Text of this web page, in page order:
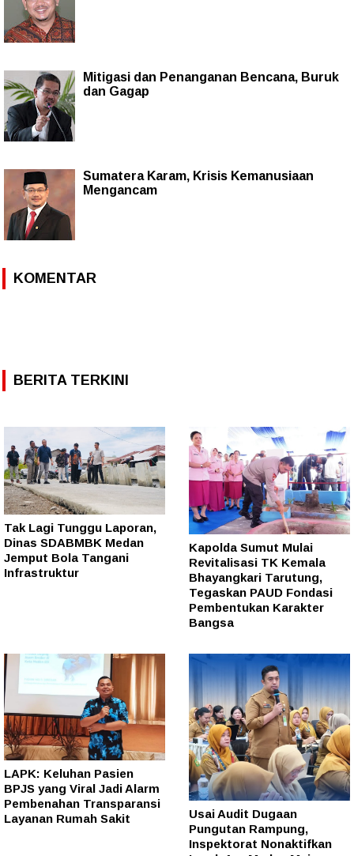
Mitigasi dan Penanganan Bencana, Buruk
dan Gagap
Sumatera Karam, Krisis Kemanusiaan
Mengancam
KOMENTAR
BERITA TERKINI
Tak Lagi Tunggu Laporan,
Dinas SDABMBK Medan
Jemput Bola Tangani
Infrastruktur
Kapolda Sumut Mulai
Revitalisasi TK Kemala
Bhayangkari Tarutung,
Tegaskan PAUD Fondasi
Pembentukan Karakter
Bangsa
LAPK: Keluhan Pasien
BPJS yang Viral Jadi Alarm
Pembenahan Transparansi
Layanan Rumah Sakit
Usai Audit Dugaan
Pungutan Rampung,
Inspektorat Nonaktifkan